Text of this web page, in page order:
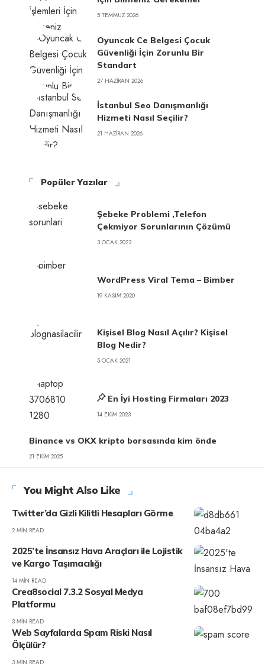
5 TEMMUZ 2026
Oyuncak Ce Belgesi Çocuk
Güvenliği İçin Zorunlu Bir
Standart
27 HAZIRAN 2026
İstanbul Seo Danışmanlığı
Hizmeti Nasıl Seçilir?
21 HAZIRAN 2026
Popüler Yazılar
Şebeke Problemi ,Telefon
Çekmiyor Sorunlarının Çözümü
3 OCAK 2023
WordPress Viral Tema – Bimber
19 KASIM 2020
Kişisel Blog Nasıl Açılır? Kişisel
Blog Nedir?
5 OCAK 2021
En İyi Hosting Firmaları 2023
14 EKIM 2023
Binance vs OKX kripto borsasında kim önde
21 EKIM 2025
You Might Also Like
Twitter’da Gizli Kilitli Hesapları Görme
2 MIN READ
2025’te İnsansız Hava Araçları ile Lojistik
ve Kargo Taşımacılığı
14 MIN READ
Crea8social 7.3.2 Sosyal Medya
Platformu
3 MIN READ
Web Sayfalarda Spam Riski Nasıl
Ölçülür?
3 MIN READ